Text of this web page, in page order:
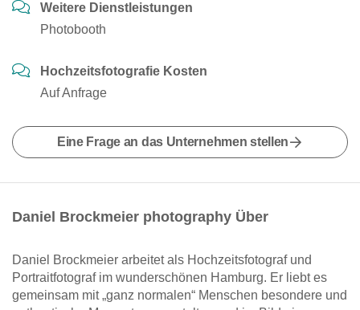
Weitere Dienstleistungen
Photobooth
Hochzeitsfotografie Kosten
Auf Anfrage
Eine Frage an das Unternehmen stellen
Daniel Brockmeier photography Über
Daniel Brockmeier arbeitet als Hochzeitsfotograf und
Portraitfotograf im wunderschönen Hamburg. Er liebt es
gemeinsam mit „ganz normalen“ Menschen besondere und